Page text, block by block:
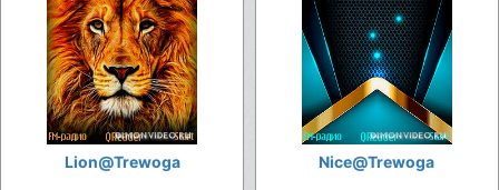
Lion@Trewoga Nice@Trewoga